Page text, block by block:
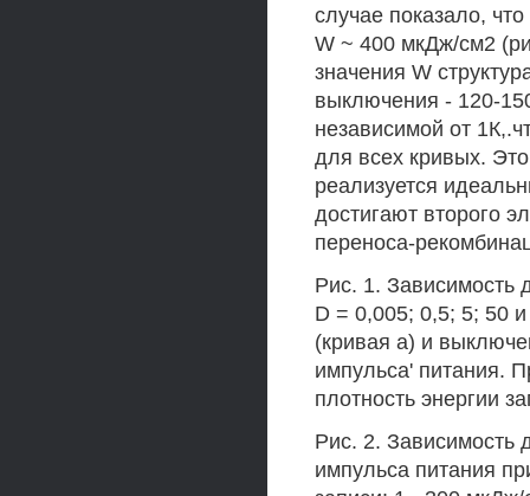
случае показало,
W ~ 400 мкДж/см2
значения W
выключения - 120-
независимой от
для всех кривых.
реализуется
достигают второго
переноса-
Рис. 1. Зависимость
D = 0,005; 0,5; 5; 50
(кривая а) и
импульса' питания.
плотность энергии
Рис. 2. Зависимость
импульса питания